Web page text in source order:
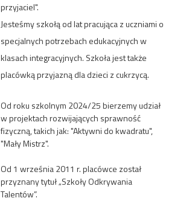
przyjaciel".
Jesteśmy szkołą od lat pracująca z uczniami o
specjalnych potrzebach edukacyjnych w
klasach integracyjnych. Szkoła jest także
placówką przyjazną dla dzieci z cukrzycą.
Od roku szkolnym 2024/25 bierzemy udział
w projektach rozwijających sprawność
fizyczną, takich jak: "Aktywni do kwadratu",
"Mały Mistrz".
Od 1 września 2011 r. placówce został
przyznany tytuł „Szkoły Odkrywania
Talentów”.